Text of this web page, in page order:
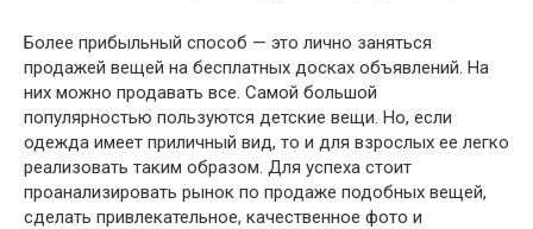
Более прибыльный способ — это лично заняться
продажей вещей на бесплатных досках объявлений. На
них можно продавать все. Самой большой
популярностью пользуются детские вещи. Но, если
одежда имеет приличный вид, то и для взрослых ее легко
реализовать таким образом. Для успеха стоит
проанализировать рынок по продаже подобных вещей,
сделать привлекательное, качественное фото и